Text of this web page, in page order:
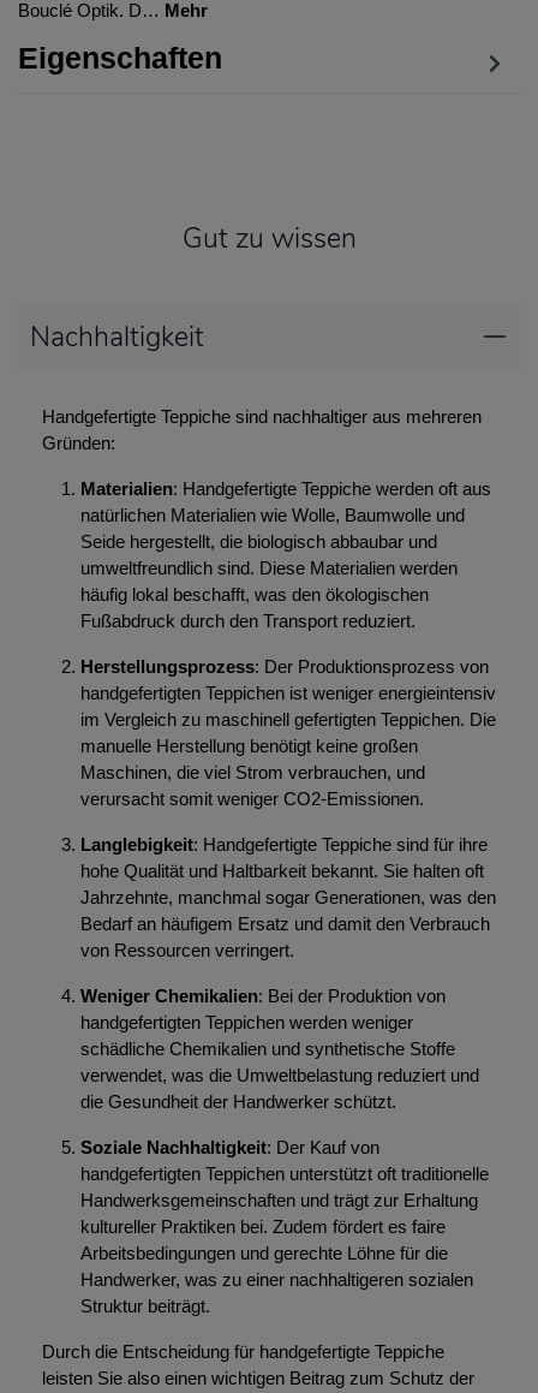
Bouclé Optik. D… Mehr
Eigenschaften
Gut zu wissen
Nachhaltigkeit
Handgefertigte Teppiche sind nachhaltiger aus mehreren
Gründen:
Materialien: Handgefertigte Teppiche werden oft aus
natürlichen Materialien wie Wolle, Baumwolle und
Seide hergestellt, die biologisch abbaubar und
umweltfreundlich sind. Diese Materialien werden
häufig lokal beschafft, was den ökologischen
Fußabdruck durch den Transport reduziert.
Herstellungsprozess: Der Produktionsprozess von
handgefertigten Teppichen ist weniger energieintensiv
im Vergleich zu maschinell gefertigten Teppichen. Die
manuelle Herstellung benötigt keine großen
Maschinen, die viel Strom verbrauchen, und
verursacht somit weniger CO2-Emissionen.
Langlebigkeit: Handgefertigte Teppiche sind für ihre
hohe Qualität und Haltbarkeit bekannt. Sie halten oft
Jahrzehnte, manchmal sogar Generationen, was den
Bedarf an häufigem Ersatz und damit den Verbrauch
von Ressourcen verringert.
Weniger Chemikalien: Bei der Produktion von
handgefertigten Teppichen werden weniger
schädliche Chemikalien und synthetische Stoffe
verwendet, was die Umweltbelastung reduziert und
die Gesundheit der Handwerker schützt.
Soziale Nachhaltigkeit: Der Kauf von
handgefertigten Teppichen unterstützt oft traditionelle
Handwerksgemeinschaften und trägt zur Erhaltung
kultureller Praktiken bei. Zudem fördert es faire
Arbeitsbedingungen und gerechte Löhne für die
Handwerker, was zu einer nachhaltigeren sozialen
Struktur beiträgt.
Durch die Entscheidung für handgefertigte Teppiche
leisten Sie also einen wichtigen Beitrag zum Schutz der